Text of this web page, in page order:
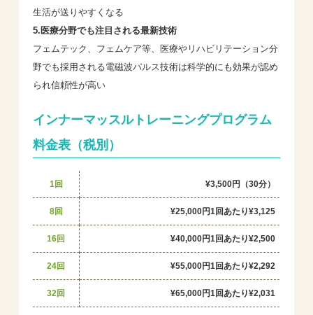
生活が送りやすくなる
5.医療分野でも注目される最新技術
フェムテック、フェムケア等、医療やリハビリテーション分
野でも採用される電磁波パルス技術は科学的にも効果が認め
られ信頼性が高い
インナーマッスルトレーニングプログラム
料金表（税別）
1回 ¥3,500円（30分）
8回 ¥25,000円1回あたり¥3,125
16回 ¥40,000円1回あたり¥2,500
24回 ¥55,000円1回あたり¥2,292
32回 ¥65,000円1回あたり¥2,031